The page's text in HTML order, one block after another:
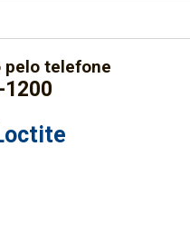
pelo telefone